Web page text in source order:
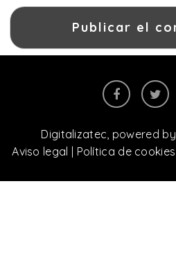
Digitalizatec , powered by
Aviso legal | Política de cookies